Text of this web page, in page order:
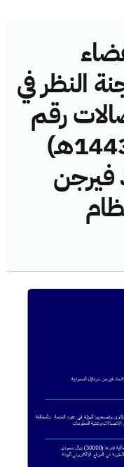
النظر في
رقم
(42749004/ق/1443هـ)
فيرجن